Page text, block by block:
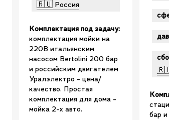
🇷🇺 Россия
Комплектация под задачу:
комплектация мойки на
220В итальянским
насосом Bertolini 200 бар
и российским двигателем
Уралэлектро - цена/
качество. Простая
комплектация для дома -
мойка 2-х авто.
🇷🇺
бар